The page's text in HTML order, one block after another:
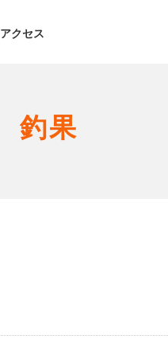
クセス
釣果